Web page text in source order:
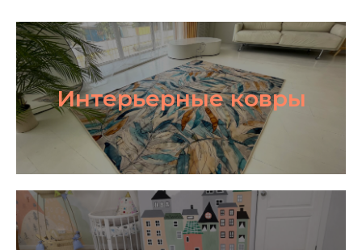
Интерьерные ковры